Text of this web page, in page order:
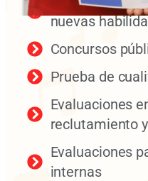
nuevas
Concursos
Prueba de
Evaluaciones
reclutamiento
Evaluaciones
internas